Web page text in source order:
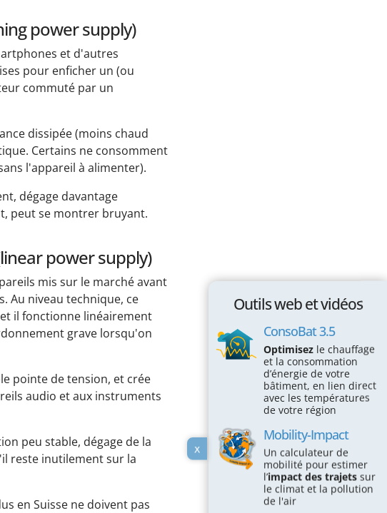
power supply)
et d'autres
pour enficher un (ou
commuté par un
dissipée (moins chaud
Certains ne consomment
l'appareil à alimenter).
dégage davantage
peut se montrer bruyant.
power supply)
mis sur le marché avant
Au niveau technique, ce
il fonctionne linéairement
grave lorsqu'on
pointe de tension, et crée
audio et aux instruments
peu stable, dégage de la
reste inutilement sur la
en Suisse ne doivent pas
x
Outils web et vidéos
ConsoBat 3.5
Optimisez le chauffage
et la consommation
d’énergie de votre
bâtiment, en lien direct
avec les températures
de votre région
Mobility-Impact
Un calculateur de
mobilité pour estimer
l’impact des trajets sur
le climat et la pollution
de l'air